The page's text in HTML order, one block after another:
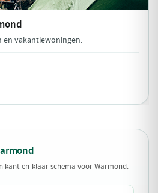
en vakantiewoningen.
kant-en-klaar schema voor Warmond.